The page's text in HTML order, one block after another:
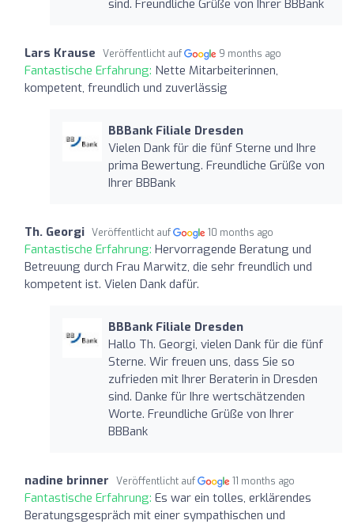
sind. Freundliche Grüße von Ihrer BBBank
Lars Krause Veröffentlicht auf 9 months ago
Fantastische Erfahrung: Nette Mitarbeiterinnen,
kompetent, freundlich und zuverlässig
BBBank Filiale Dresden
Vielen Dank für die fünf Sterne und Ihre
prima Bewertung. Freundliche Grüße von
Ihrer BBBank
Th. Georgi Veröffentlicht auf 10 months ago
Fantastische Erfahrung: Hervorragende Beratung und
Betreuung durch Frau Marwitz, die sehr freundlich und
kompetent ist. Vielen Dank dafür.
BBBank Filiale Dresden
Hallo Th. Georgi, vielen Dank für die fünf
Sterne. Wir freuen uns, dass Sie so
zufrieden mit Ihrer Beraterin in Dresden
sind. Danke für Ihre wertschätzenden
Worte. Freundliche Grüße von Ihrer
BBBank
nadine brinner Veröffentlicht auf 11 months ago
Fantastische Erfahrung: Es war ein tolles, erklärendes
Beratungsgespräch mit einer sympathischen und